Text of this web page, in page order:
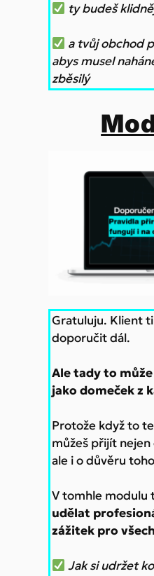
ty budeš
a tvůj obchod
abys musel
zběsilý
Gratuluju. Klient
doporučit dál.
Ale tady to
jako domeček z
Protože když to
můžeš přijít
ale i o důvěru
V tomhle modulu
udělat
zážitek pro
Jak si udržet